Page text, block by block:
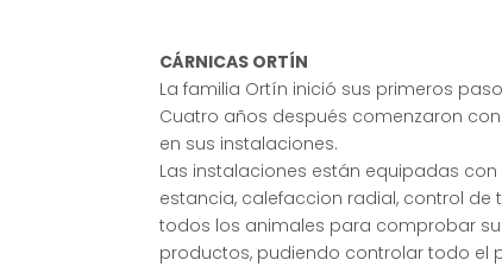
CÁRNICAS ORTÍN
La familia Ortín inició sus primeros
Cuatro años después comenzaron
en sus instalaciones.
Las instalaciones están equipadas
estancia, calefaccion radial, control
todos los animales para comprobar
productos, pudiendo controlar todo el